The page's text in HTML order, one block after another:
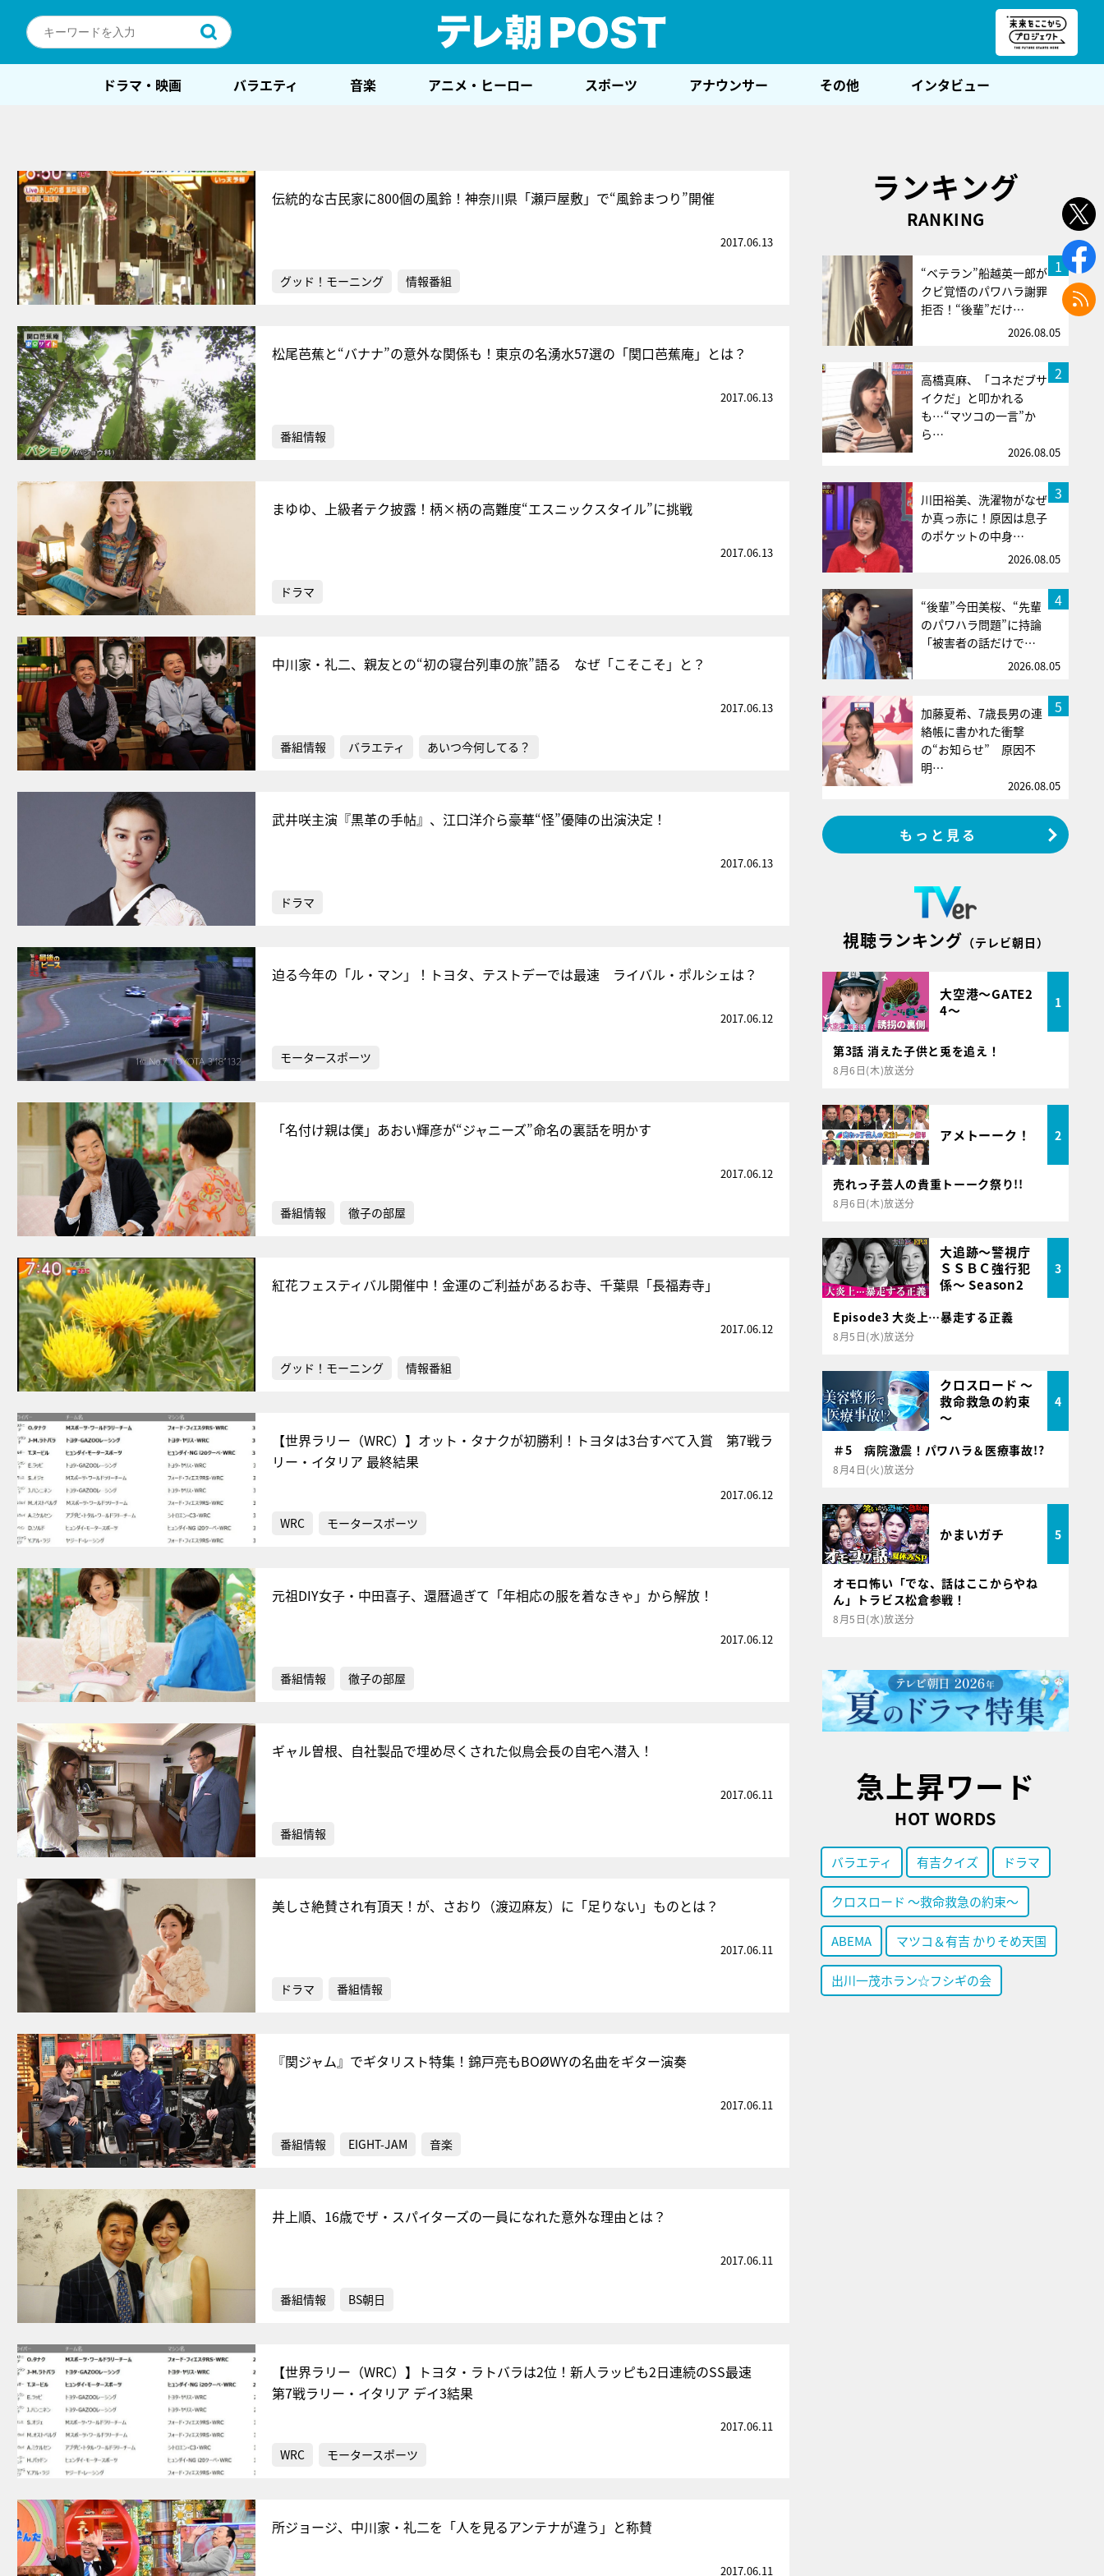
ドラマ・映画 バラエティ 音楽 アニメ・ヒーロー スポーツ アナウンサー その他 インタビュー
伝統的な古民家に800個の風鈴！神奈川県「瀬戸屋敷」で“風鈴まつり”開催
2017.06.13
グッド！モーニング 情報番組
松尾芭蕉と“バナナ”の意外な関係も！東京の名湧水57選の「関口芭蕉庵」とは？
2017.06.13
番組情報
まゆゆ、上級者テク披露！柄×柄の高難度“エスニックスタイル”に挑戦
2017.06.13
ドラマ
中川家・礼二、親友との“初の寝台列車の旅”語る なぜ「こそこそ」と？
2017.06.13
番組情報 バラエティ あいつ今何してる？
武井咲主演『黒革の手帖』、江口洋介ら豪華“怪”優陣の出演決定！
2017.06.13
ドラマ
迫る今年の「ル・マン」！トヨタ、テストデーでは最速 ライバル・ポルシェは？
2017.06.12
モータースポーツ
「名付け親は僕」あおい輝彦が“ジャニーズ”命名の裏話を明かす
2017.06.12
番組情報 徹子の部屋
紅花フェスティバル開催中！金運のご利益があるお寺、千葉県「長福寿寺」
2017.06.12
グッド！モーニング 情報番組
【世界ラリー（WRC）】オット・タナクが初勝利！トヨタは3台すべて入賞 第7戦ラ
リー・イタリア 最終結果
2017.06.12
WRC モータースポーツ
元祖DIY女子・中田喜子、還暦過ぎて「年相応の服を着なきゃ」から解放！
2017.06.12
番組情報 徹子の部屋
ギャル曽根、自社製品で埋め尽くされた似鳥会長の自宅へ潜入！
2017.06.11
番組情報
美しさ絶賛され有頂天！が、さおり（渡辺麻友）に「足りない」ものとは？
2017.06.11
ドラマ 番組情報
『関ジャム』でギタリスト特集！錦戸亮もBOØWYの名曲をギター演奏
2017.06.11
番組情報 EIGHT-JAM 音楽
井上順、16歳でザ・スパイターズの一員になれた意外な理由とは？
2017.06.11
番組情報 BS朝日
【世界ラリー（WRC）】トヨタ・ラトバラは2位！新人ラッピも2日連続のSS最速
第7戦ラリー・イタリア デイ3結果
2017.06.11
WRC モータースポーツ
所ジョージ、中川家・礼二を「人を見るアンテナが違う」と称賛
2017.06.11
ランキング
RANKING
1
“ベテラン”船越英一郎が
クビ覚悟のパワハラ謝罪
拒否！“後輩”だけ…
2026.08.05
2
高橋真麻、「コネだブサ
イクだ」と叩かれる
も…“マツコの一言”か
ら…
2026.08.05
3
川田裕美、洗濯物がなぜ
か真っ赤に！原因は息子
のポケットの中身…
2026.08.05
4
“後輩”今田美桜、“先輩
のパワハラ問題”に持論
「被害者の話だけで…
2026.08.05
5
加藤夏希、7歳長男の連
絡帳に書かれた衝撃
の“お知らせ” 原因不
明…
2026.08.05
もっと見る
視聴ランキング （テレビ朝日）
大空港～GATE2
4～
1
第3話 消えた子供と兎を追え！
8月6日(木)放送分
アメトーーク！ 2
売れっ子芸人の貴重トーーク祭り!!
8月6日(木)放送分
大追跡～警視庁
ＳＳＢＣ強行犯
係～ Season2
3
Episode3 大炎上…暴走する正義
8月5日(水)放送分
クロスロード ～
救命救急の約束
～
4
＃5 病院激震！パワハラ＆医療事故!?
8月4日(火)放送分
かまいガチ 5
オモロ怖い「でな、話はここからやね
ん」トラビス松倉参戦！
8月5日(水)放送分
急上昇ワード
HOT WORDS
バラエティ 有吉クイズ ドラマ
クロスロード ～救命救急の約束～
ABEMA マツコ＆有吉 かりそめ天国
出川一茂ホラン☆フシギの会